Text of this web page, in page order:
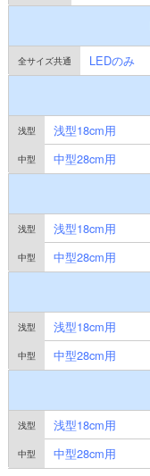
LEDのみ
浅型18cm用
中型28cm用
浅型18cm用
中型28cm用
浅型18cm用
中型28cm用
浅型18cm用
中型28cm用